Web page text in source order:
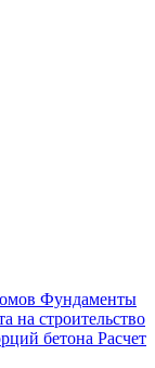
Фундаменты
на строительство
бетона Расчет